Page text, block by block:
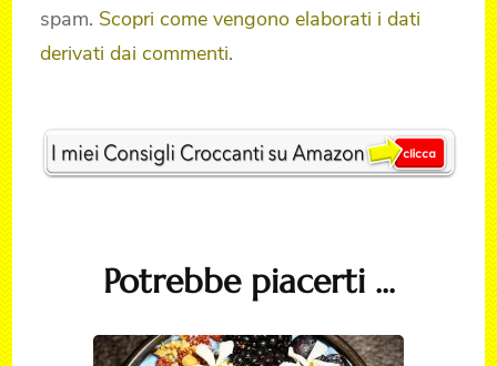
spam. Scopri come vengono elaborati i dati
derivati dai commenti.
Navigation
Potrebbe piacerti ...